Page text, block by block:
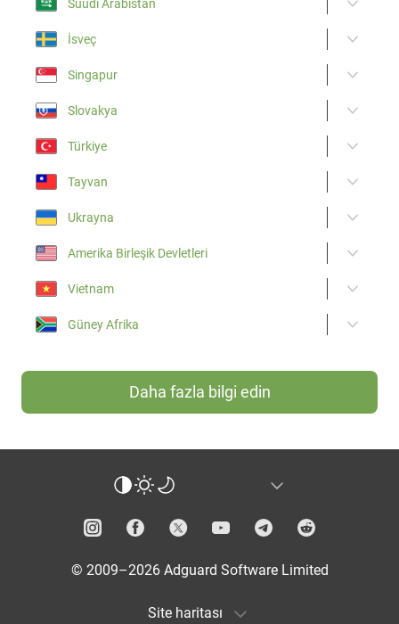
Suudi Arabistan
İsveç
Singapur
Slovakya
Türkiye
Tayvan
Ukrayna
Amerika Birleşik Devletleri
Vietnam
Güney Afrika
Daha fazla bilgi edin
© 2009–2026 Adguard Software Limited
Site haritası